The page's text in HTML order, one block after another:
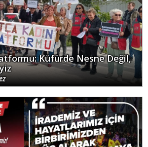
Küfürde Nesne Değil,